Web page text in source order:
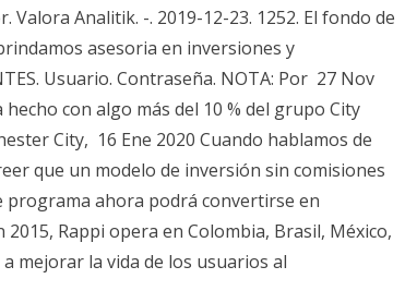
Analitik. -. 2019-12-23. 1252. El fondo de
asesoria en inversiones y
Usuario. Contraseña. NOTA: Por 27 Nov
con algo más del 10 % del grupo City
City, 16 Ene 2020 Cuando hablamos de
que un modelo de inversión sin comisiones
programa ahora podrá convertirse en
Rappi opera en Colombia, Brasil, México,
mejorar la vida de los usuarios al